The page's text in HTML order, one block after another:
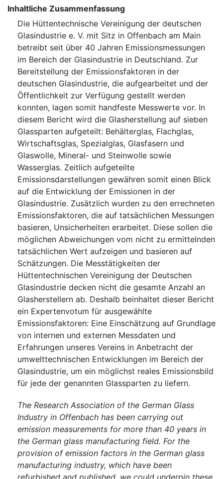
Inhaltliche Zusammenfassung
Die Hüttentechnische Vereinigung der deutschen
Glasindustrie e. V. mit Sitz in Offenbach am Main
betreibt seit über 40 Jahren Emissionsmessungen
im Bereich der Glasindustrie in Deutschland. Zur
Bereitstellung der Emissionsfaktoren in der
deutschen Glasindustrie, die aufgearbeitet und der
Öffentlichkeit zur Verfügung gestellt werden
konnten, lagen somit handfeste Messwerte vor. In
diesem Bericht wird die Glasherstellung auf sieben
Glassparten aufgeteilt: Behälterglas, Flachglas,
Wirtschaftsglas, Spezialglas, Glasfasern und
Glaswolle, Mineral- und Steinwolle sowie
Wasserglas. Zeitlich aufgeteilte
Emissionsdarstellungen gewähren somit einen Blick
auf die Entwicklung der Emissionen in der
Glasindustrie. Zusätzlich wurden zu den errechneten
Emissionsfaktoren, die auf tatsächlichen Messungen
basieren, Unsicherheiten erarbeitet. Diese sollen die
möglichen Abweichungen vom nicht zu ermittelnden
tatsächlichen Wert aufzeigen und basieren auf
Schätzungen. Die Messtätigkeiten der
Hüttentechnischen Vereinigung der Deutschen
Glasindustrie decken nicht die gesamte Anzahl an
Glasherstellern ab. Deshalb beinhaltet dieser Bericht
ein Expertenvotum für ausgewählte
Emissionsfaktoren: Eine Einschätzung auf Grundlage
von internen und externen Messdaten und
Erfahrungen unseres Vereins in Anbetracht der
umwelttechnischen Entwicklungen im Bereich der
Glasindustrie, um ein möglichst reales Emissionsbild
für jede der genannten Glassparten zu liefern.
The Research Association of the German Glass
Industry in Offenbach has been carrying out
emission measurements for more than 40 years in
the German glass manufacturing field. For the
provision of emission factors in the German glass
manufacturing industry, which have been